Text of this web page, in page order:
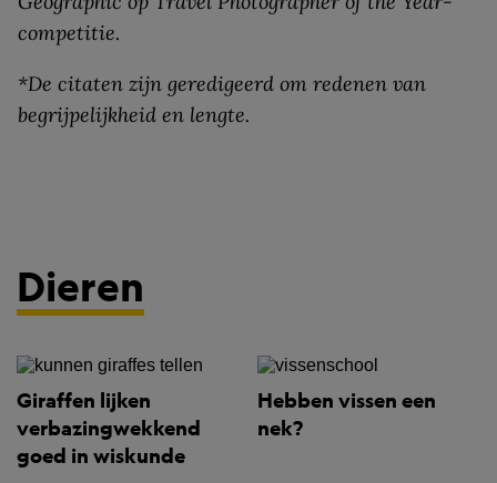
competitie.
*De citaten zijn geredigeerd om redenen van
begrijpelijkheid en lengte.
Dieren
Giraffen lijken
verbazingwekkend
goed in wiskunde
Hebben vissen een
nek?